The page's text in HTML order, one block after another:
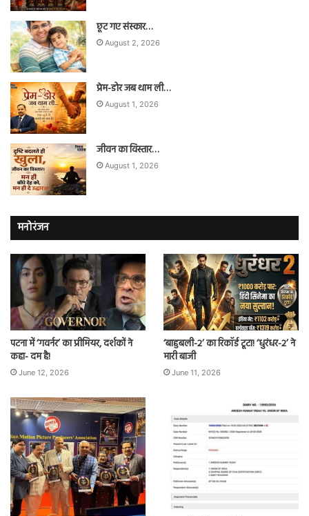
छूट गए संस्कार…
August 2, 2026
प्रेम-डोर जब थाम ली…
August 1, 2026
जीवन का विस्तार…
August 1, 2026
मनोरंजन
पटना में ‘गवर्नर’ का प्रीमियर, दर्शकों ने
कहा- दम है!
June 12, 2026
‘बाहुबली-2’ का रिकॉर्ड टूटा! ‘धुरंधर-2’ ने
मारी बाजी
June 11, 2026